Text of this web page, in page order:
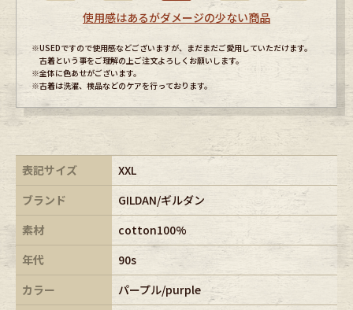
使用感はあるがダメージの少ない商品
※USEDですので使用感などございますが、まだまだご愛用していただけます。
古着という事をご理解の上ご注文よろしくお願いします。
※全体に色あせがございます。
※古着は洗濯、検品などのケアを行っております。
表記サイズ
XXL
ブランド
GILDAN/ギルダン
素材
cotton100%
年代
90s
カラー
パープル/purple